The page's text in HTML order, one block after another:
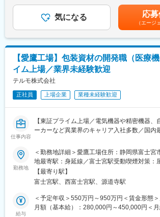
・薬品注入量の調整、pH管理、フロック形
・行政届出
■組織構成：
全体では30名規模の組織です。勤務者は15
体制は3～4名となります。年齢層は10代から
籍しています。
■本ポジションの魅力
医療機器生産設備の安定生産や環境維持に携
変更の範囲：会社の定める業務
事業成長に伴う増員が目的です。愛鷹工場が
射出成形部材のVAを通じた収益改善をスピー
定、量産化）
・金型維持管理（金型修理、予備部品製作、
ル対応）
・品質改善
・VA/Value Analysis：取り数UP、サイクル
複合成形など新工法活用
・原材料ディスコン対応
・海外移管支援業務：現地に金型技術者がい
金型仕様の検討、指示書作成、現地との技術
時発生しておりませんが、立ち上げフェーズ
■金型について：
取り扱い金型は射出成形金型が中心です。成
ーに委託することが多く、少量多品種、複雑
■組織構成：
金はあくまでも目安の金額であり、選考を通
があります。月給(月額)は固定手当を含めた表
気になる 応
（エージ
【愛鷹工場】包装資材の開発職（医療
イム上場／業界未経験歓迎
テルモ株式会社
正社員 上場企業 業種未経験歓迎
仕事内容
【東証プライム上場／電気機器や精密機器、
ーカーなど異業界のキャリア入社多数／国内
■採用背景
当社では、一般家庭用の体温計や血圧計から
血圧計、輸液ポンプ、さらには、専用のディ
組み合わせた製品、超音波や光による血管断
肺装置など、医療用電気機器（ME機器）に
ンナップを持っています。本ポジションでは
勤務地
＜勤務地詳細＞愛鷹工場住所：静岡県富士宮
地最寄駅：身延線／富士宮駅受動喫煙対策：
範囲：会社の定める事業所（リモートワーク
【最寄り駅】
富士宮駅、西富士宮駅、源道寺駅
給与
＜予定年収＞550万円～950万円＜賃金形態
月額（基本給）：280,000円～450,000円＜